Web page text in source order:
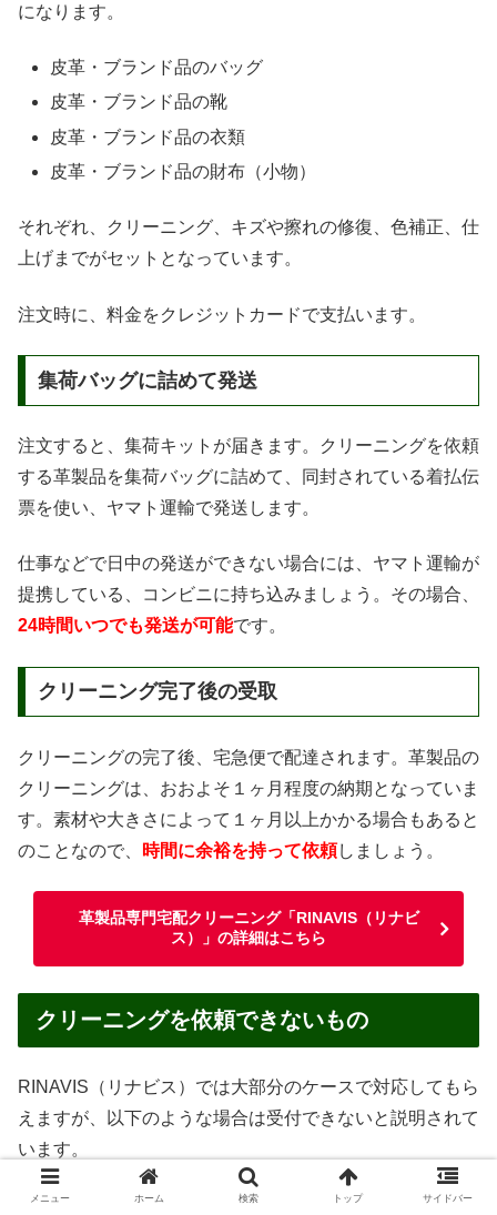
になります。
皮革・ブランド品のバッグ
皮革・ブランド品の靴
皮革・ブランド品の衣類
皮革・ブランド品の財布（小物）
それぞれ、クリーニング、キズや擦れの修復、色補正、仕
上げまでがセットとなっています。
注文時に、料金をクレジットカードで支払います。
集荷バッグに詰めて発送
注文すると、集荷キットが届きます。クリーニングを依頼
する革製品を集荷バッグに詰めて、同封されている着払伝
票を使い、ヤマト運輸で発送します。
仕事などで日中の発送ができない場合には、ヤマト運輸が
提携している、コンビニに持ち込みましょう。その場合、
24時間いつでも発送が可能です。
クリーニング完了後の受取
クリーニングの完了後、宅急便で配達されます。革製品の
クリーニングは、おおよそ１ヶ月程度の納期となっていま
す。素材や大きさによって１ヶ月以上かかる場合もあると
のことなので、
時間に余裕を持って依頼しましょう。
革製品専門宅配クリーニング「RINAVIS（リナビ
ス）」の詳細はこちら
クリーニングを依頼できないもの
RINAVIS（リナビス）では大部分のケースで対応してもら
えますが、以下のような場合は受付できないと説明されて
います。
汚物・嘔吐物がついたままのもの
メニュー ホーム 検索 トップ サイドバー